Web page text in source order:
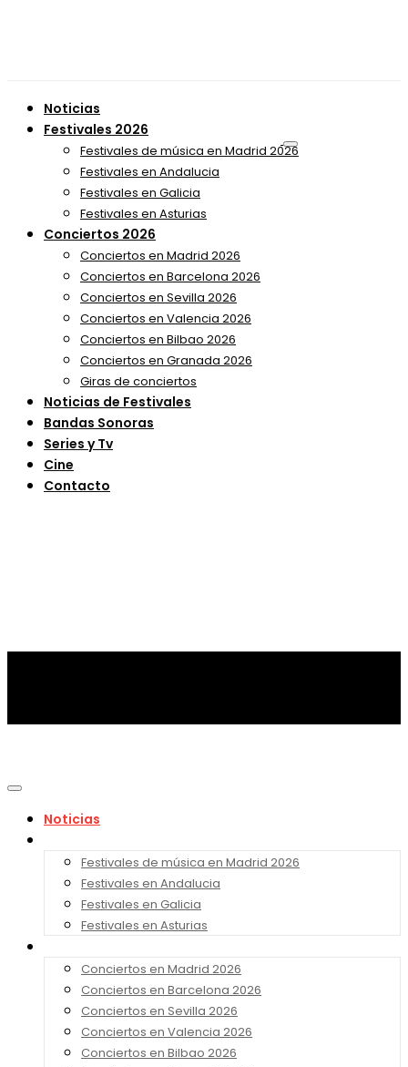
Noticias
Festivales 2026
Festivales de música en Madrid 2026
Festivales en Andalucia
Festivales en Galicia
Festivales en Asturias
Conciertos 2026
Conciertos en Madrid 2026
Conciertos en Barcelona 2026
Conciertos en Sevilla 2026
Conciertos en Valencia 2026
Conciertos en Bilbao 2026
Conciertos en Granada 2026
Giras de conciertos
Noticias de Festivales
Bandas Sonoras
Series y Tv
Cine
Contacto
Noticias
Festivales de música en Madrid 2026
Festivales en Andalucia
Festivales en Galicia
Festivales en Asturias
Conciertos en Madrid 2026
Conciertos en Barcelona 2026
Conciertos en Sevilla 2026
Conciertos en Valencia 2026
Conciertos en Bilbao 2026